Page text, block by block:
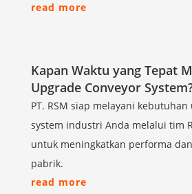
read more
Kapan Waktu yang Tepat
Upgrade Conveyor
PT. RSM siap melayani
system industri Anda melalui tim
untuk meningkatkan performa
pabrik.
read more